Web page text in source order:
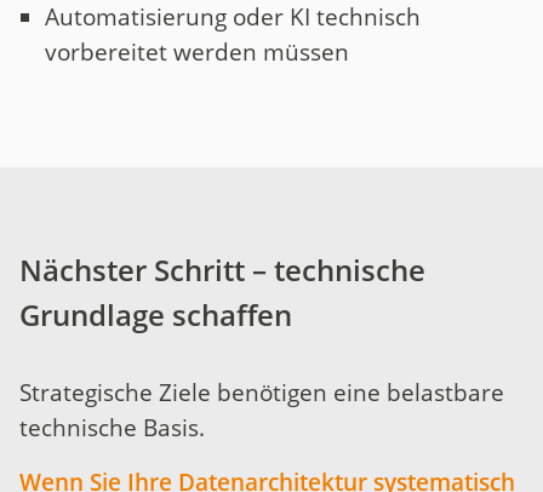
Automatisierung oder KI technisch
vorbereitet werden müssen
Nächster Schritt – technische
Grundlage schaffen
Strategische Ziele benötigen eine belastbare
technische Basis.
Wenn Sie Ihre Datenarchitektur systematisch